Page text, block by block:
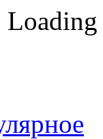
Loading